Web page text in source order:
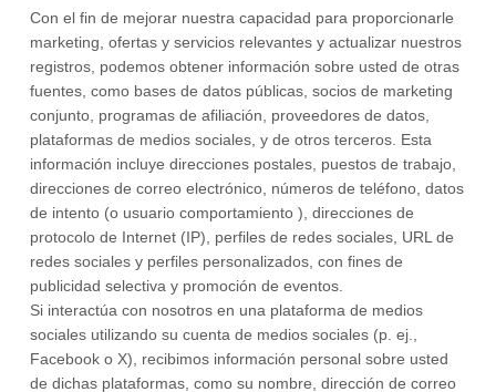
Con el fin de mejorar nuestra capacidad para proporcionarle
marketing, ofertas y servicios relevantes y actualizar nuestros
registros, podemos obtener información sobre usted de otras
fuentes, como bases de datos públicas, socios de marketing
conjunto, programas de afiliación, proveedores de datos,
plataformas de medios sociales, y de otros terceros. Esta
información incluye direcciones postales, puestos de trabajo,
direcciones de correo electrónico, números de teléfono, datos
de intento (o usuario comportamiento), direcciones de
protocolo de Internet (IP), perfiles de redes sociales, URL de
redes sociales y perfiles personalizados, con fines de
publicidad selectiva y promoción de eventos.
Si interactúa con nosotros en una plataforma de medios
sociales utilizando su cuenta de medios sociales (p. ej.
Facebook o X), recibimos información personal sobre usted
de dichas plataformas, como su nombre, dirección de correo